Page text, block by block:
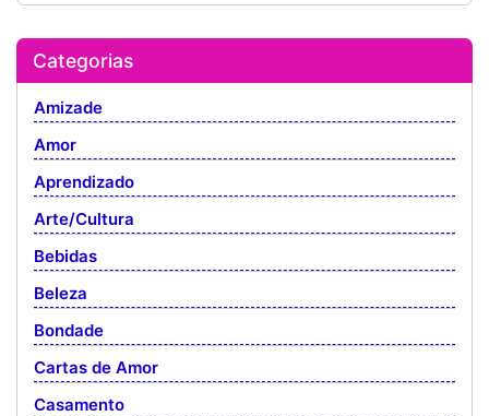
Categorias
Amizade
Amor
Aprendizado
Arte/Cultura
Bebidas
Beleza
Bondade
Cartas de Amor
Casamento